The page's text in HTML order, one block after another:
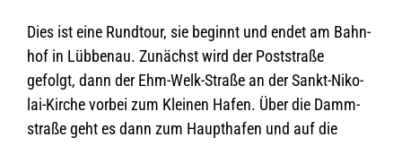
Dies ist eine Rund­tour, sie beginnt und endet am Bahn­
hof in Lüb­benau. Zunächst wird der Post­straße
gefolgt, dann der Ehm-Welk-Straße an der Sankt-Niko­
lai-Kir­che vor­bei zum Klei­nen Hafen. Über die Damm­
straße geht es dann zum Haupt­ha­fen und auf die